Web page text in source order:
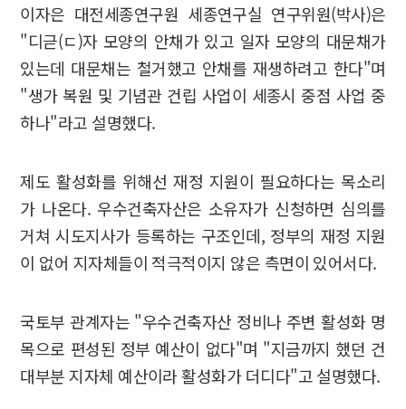
이자은 대전세종연구원 세종연구실 연구위원(박사)은
"디귿(ㄷ)자 모양의 안채가 있고 일자 모양의 대문채가
있는데 대문채는 철거했고 안채를 재생하려고 한다"며
"생가 복원 및 기념관 건립 사업이 세종시 중점 사업 중
하나"라고 설명했다.
제도 활성화를 위해선 재정 지원이 필요하다는 목소리
가 나온다. 우수건축자산은 소유자가 신청하면 심의를
거쳐 시도지사가 등록하는 구조인데, 정부의 재정 지원
이 없어 지자체들이 적극적이지 않은 측면이 있어서다.
국토부 관계자는 "우수건축자산 정비나 주변 활성화 명
목으로 편성된 정부 예산이 없다"며 "지금까지 했던 건
대부분 지자체 예산이라 활성화가 더디다"고 설명했다.